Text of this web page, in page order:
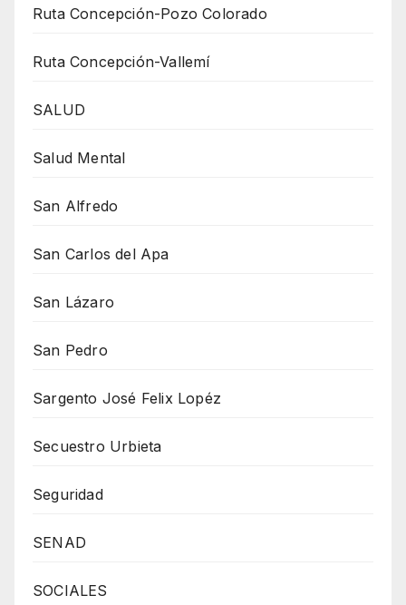
Ruta Concepción-Pozo Colorado
Ruta Concepción-Vallemí
SALUD
Salud Mental
San Alfredo
San Carlos del Apa
San Lázaro
San Pedro
Sargento José Felix Lopéz
Secuestro Urbieta
Seguridad
SENAD
SOCIALES